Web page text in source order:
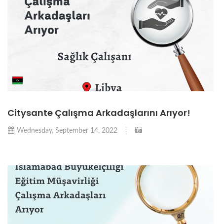
Citysante Çalışma Arkadaşlarını Arıyor!
Wednesday, September 14, 2022